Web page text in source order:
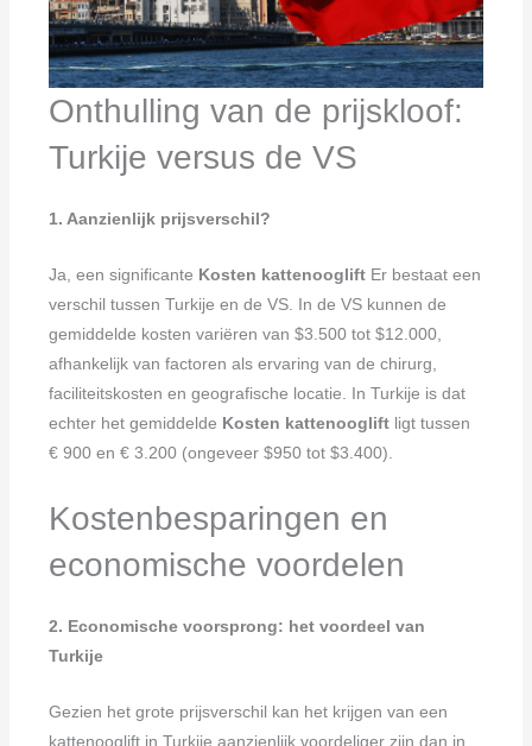
Onthulling van de prijskloof:
Turkije versus de VS
1. Aanzienlijk prijsverschil?
Ja, een significante Kosten kattenooglift Er bestaat een
verschil tussen Turkije en de VS. In de VS kunnen de
gemiddelde kosten variëren van $3.500 tot $12.000,
afhankelijk van factoren als ervaring van de chirurg,
faciliteitskosten en geografische locatie. In Turkije is dat
echter het gemiddelde Kosten kattenooglift ligt tussen
€ 900 en € 3.200 (ongeveer $950 tot $3.400).
Kostenbesparingen en
economische voordelen
2. Economische voorsprong: het voordeel van
Turkije
Gezien het grote prijsverschil kan het krijgen van een
kattenooglift in Turkije aanzienlijk voordeliger zijn dan in